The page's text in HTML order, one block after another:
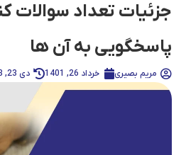
پاسخگویی به آن ها
مریم بصیری خرداد 26, 1401 دی 23, 1403